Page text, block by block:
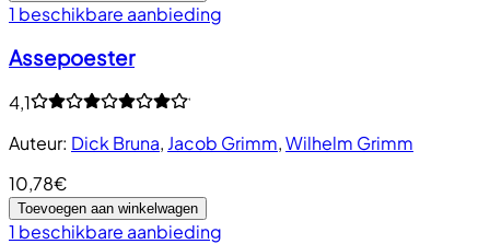
1 beschikbare aanbieding
Assepoester
4,1
Auteur: Dick Bruna, Jacob Grimm,Wilhelm Grimm
10,78€
Toevoegen aan winkelwagen
1 beschikbare aanbieding